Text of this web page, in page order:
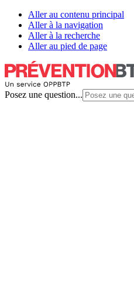
Aller au contenu principal
Aller à la navigation
Aller à la recherche
Aller au pied de page
Posez une question...